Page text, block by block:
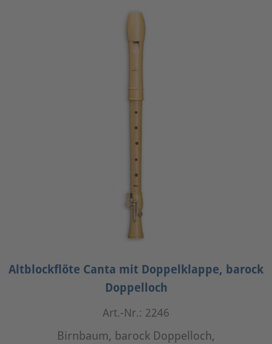
Altblockflöte Canta mit Doppelklappe, barock
Doppelloch
Art.-Nr.: 2246
Birnbaum, barock Doppelloch,